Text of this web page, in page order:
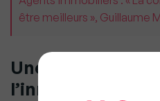
être meilleurs », Guillaume
Une feuille de
l’innovation